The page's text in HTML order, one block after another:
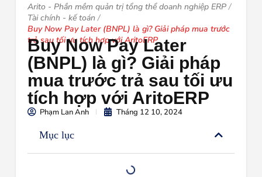
Arito - Phần mềm quản trị tổng thể doanh nghiệp ERP
Tài chính - kế toán
Buy Now Pay Later (BNPL) là gì? Giải pháp mua trước
trả sau tối ưu tích hợp với AritoERP
Buy Now Pay Later
(BNPL) là gì? Giải pháp
mua trước trả sau tối ưu
tích hợp với AritoERP
Phạm Lan Anh Tháng 12 10, 2024
Mục lục